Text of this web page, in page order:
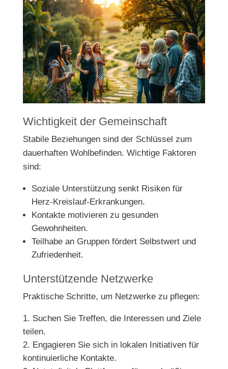
Wichtigkeit der Gemeinschaft
Stabile Beziehungen sind der Schlüssel zum
dauerhaften Wohlbefinden. Wichtige Faktoren
sind:
Soziale Unterstützung senkt Risiken für
Herz-Kreislauf-Erkrankungen.
Kontakte motivieren zu gesunden
Gewohnheiten.
Teilhabe an Gruppen fördert Selbstwert und
Zufriedenheit.
Unterstützende Netzwerke
Praktische Schritte, um Netzwerke zu pflegen:
Suchen Sie Treffen, die Interessen und Ziele
teilen.
Engagieren Sie sich in lokalen Initiativen für
kontinuierliche Kontakte.